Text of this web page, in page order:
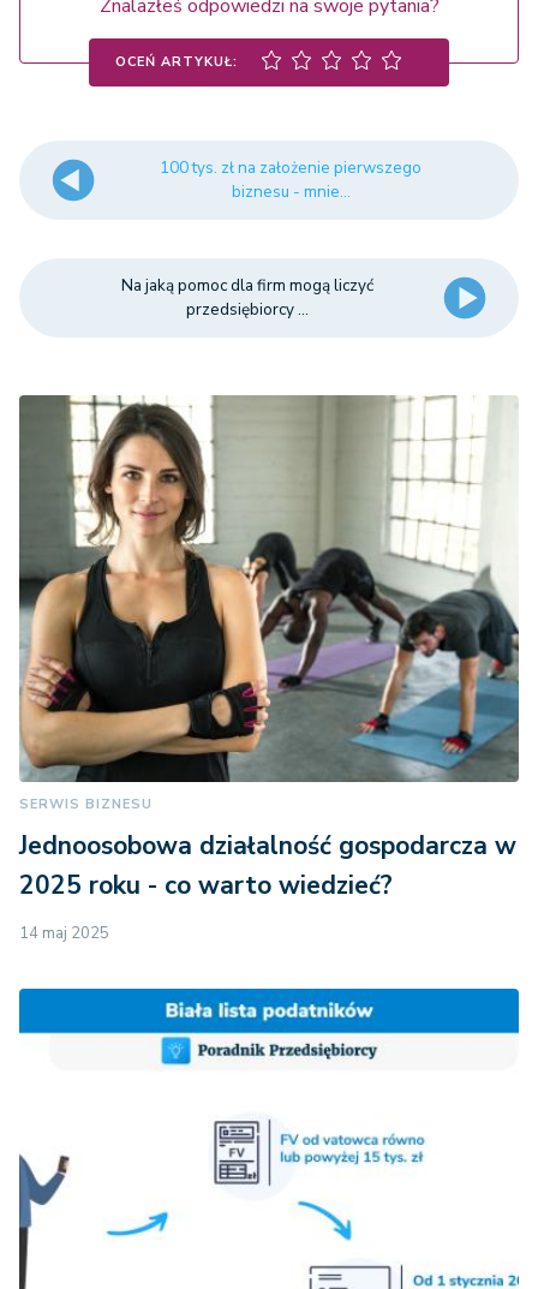
Znalazłeś odpowiedzi na swoje pytania?
OCEŃ ARTYKUŁ:
100 tys. zł na założenie pierwszego
biznesu - mnie...
Na jaką pomoc dla firm mogą liczyć
przedsiębiorcy ...
SERWIS BIZNESU
Jednoosobowa działalność gospodarcza w
2025 roku - co warto wiedzieć?
14 maj 2025